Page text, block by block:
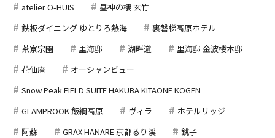
atelier O-HUIS
昼神の棲 玄竹
鉄板ダイニング ゆとりろ熱海
裏磐梯高原ホテル
茶寮宗園
里海邸 湖畔遊
里海邸 金波楼本邸
花仙庵
オーシャンビュー
Snow Peak FIELD SUITE HAKUBA KITAONE KOGEN
GLAMPROOK 飯綱高原
ヴィラ
ホテルリッジ
阿蘇
GRAX HANARE 京都るり渓
銚子